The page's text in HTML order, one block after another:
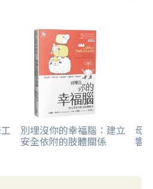
別埋沒你的幸福腦：建立
安全依附的肢體關係
母
響